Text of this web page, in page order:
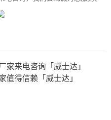
家来电咨询「威士达」
值得信赖「威士达」